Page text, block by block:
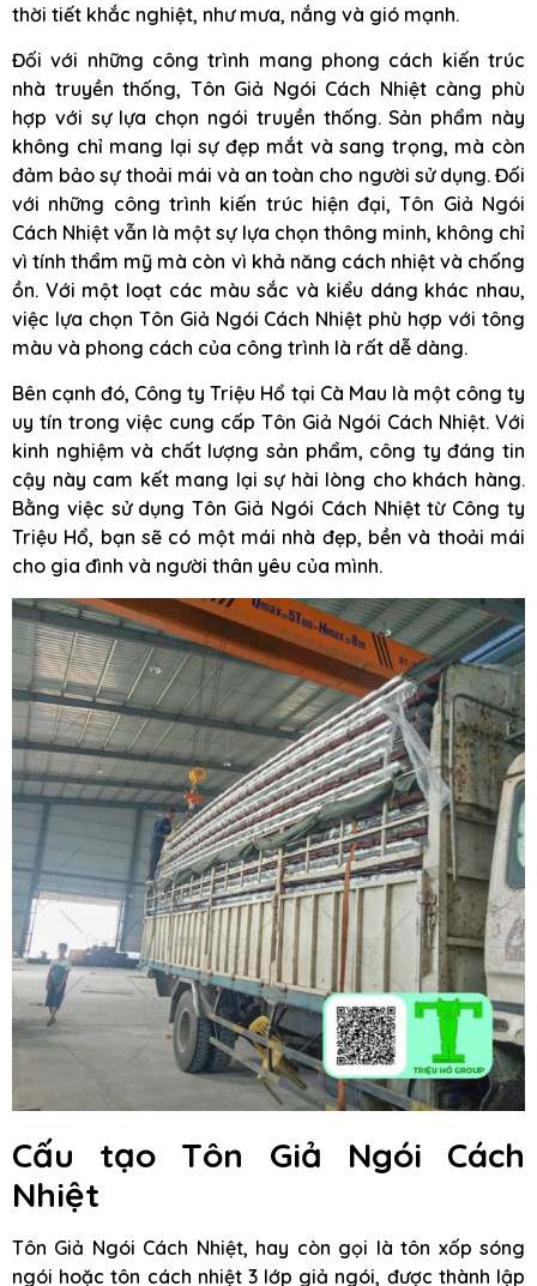
thời tiết khắc nghiệt, như mưa, nắng và gió mạnh.
Đối với những công trình mang phong cách kiến trúc
nhà truyền thống, Tôn Giả Ngói Cách Nhiệt càng phù
hợp với sự lựa chọn ngói truyền thống. Sản phẩm này
không chỉ mang lại sự đẹp mắt và sang trọng, mà còn
đảm bảo sự thoải mái và an toàn cho người sử dụng. Đối
với những công trình kiến trúc hiện đại, Tôn Giả Ngói
Cách Nhiệt vẫn là một sự lựa chọn thông minh, không chỉ
vì tính thẩm mỹ mà còn vì khả năng cách nhiệt và chống
ồn. Với một loạt các màu sắc và kiểu dáng khác nhau,
việc lựa chọn Tôn Giả Ngói Cách Nhiệt phù hợp với tông
màu và phong cách của công trình là rất dễ dàng.
Bên cạnh đó, Công ty Triệu Hổ tại Cà Mau là một công ty
uy tín trong việc cung cấp Tôn Giả Ngói Cách Nhiệt. Với
kinh nghiệm và chất lượng sản phẩm, công ty đáng tin
cậy này cam kết mang lại sự hài lòng cho khách hàng.
Bằng việc sử dụng Tôn Giả Ngói Cách Nhiệt từ Công ty
Triệu Hổ, bạn sẽ có một mái nhà đẹp, bền và thoải mái
cho gia đình và người thân yêu của mình.
Cấu tạo Tôn Giả Ngói Cách
Nhiệt
Tôn Giả Ngói Cách Nhiệt, hay còn gọi là tôn xốp sóng
ngói hoặc tôn cách nhiệt 3 lớp giả ngói, được thành lập